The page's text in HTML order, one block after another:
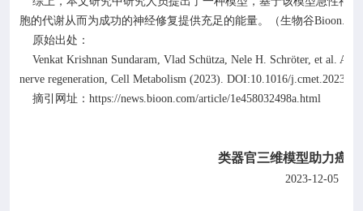
胞的代谢从而为成功的神经修复提供充足的能量。（生物谷
原始出处：
Venkat Krishnan Sundaram, Vlad Schütza, Nele H. Schröter, et al.
nerve regeneration, Cell Metabolism (2023). DOI:10.1016/
摘引网址： https://news.bioon.com/article/1e458032498a.html
类器官三维模型助力癌
2023-12-05